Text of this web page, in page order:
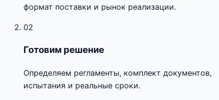
формат поставки и рынок реализации.
02
Готовим решение
Определяем регламенты, комплект документов,
испытания и реальные сроки.